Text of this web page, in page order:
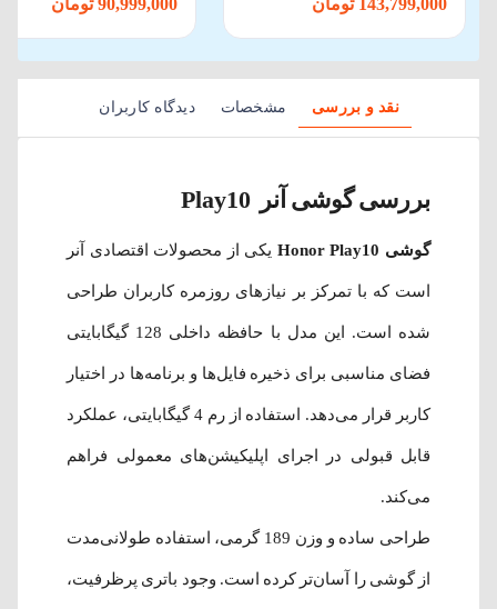
نقد و بررسی مشخصات دیدگاه کاربران
بررسی گوشی آنر Play10
گوشی Honor Play10 یکی از محصولات اقتصادی آنر
است که با تمرکز بر نیازهای روزمره کاربران طراحی
شده است. این مدل با حافظه داخلی 128 گیگابایتی
فضای مناسبی برای ذخیره فایل‌ها و برنامه‌ها در اختیار
کاربر قرار می‌دهد. استفاده از رم 4 گیگابایتی، عملکرد
قابل قبولی در اجرای اپلیکیشن‌های معمولی فراهم
می‌کند.
طراحی ساده و وزن 189 گرمی، استفاده طولانی‌مدت
از گوشی را آسان‌تر کرده است. وجود باتری پرظرفیت،